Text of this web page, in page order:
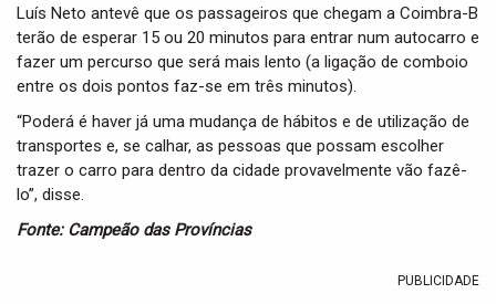
Luís Neto antevê que os passageiros que chegam a Coimbra-B
terão de esperar 15 ou 20 minutos para entrar num autocarro e
fazer um percurso que será mais lento (a ligação de comboio
entre os dois pontos faz-se em três minutos).
“Poderá é haver já uma mudança de hábitos e de utilização de
transportes e, se calhar, as pessoas que possam escolher
trazer o carro para dentro da cidade provavelmente vão fazê-
lo”, disse.
Fonte: Campeão das Províncias
PUBLICIDADE